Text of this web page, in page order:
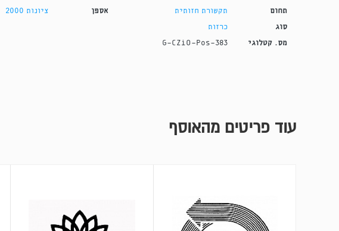
תחום תקשורת חזותית
סוג כרזות
מס. קטלוגי G-CZiO-Pos-383
אספן ציונות 2000
עוד פריטים מהאוסף